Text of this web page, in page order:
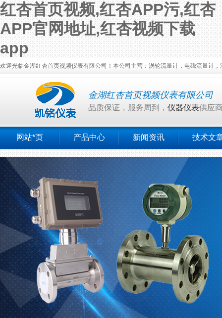
红杏首页视频,红杏APP污,红杏
APP官网地址,红杏视频下载
app
欢迎光临金湖红杏首页视频仪表有限公司！本公司主营：涡轮流量计，电磁流量计，
金湖红杏首页视频仪表有限公司
品质保证，服务周到， 仪器仪表供应
网站*页 产品中心 新闻资讯 技术文